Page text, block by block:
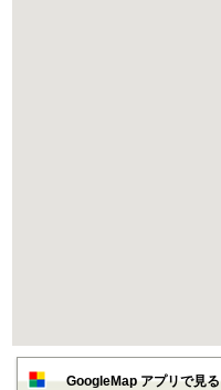
GoogleMap アプリで見る